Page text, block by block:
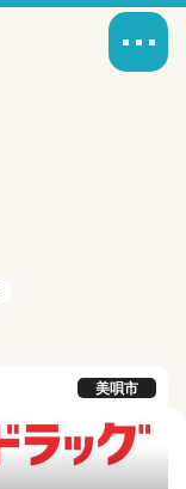
美唄市